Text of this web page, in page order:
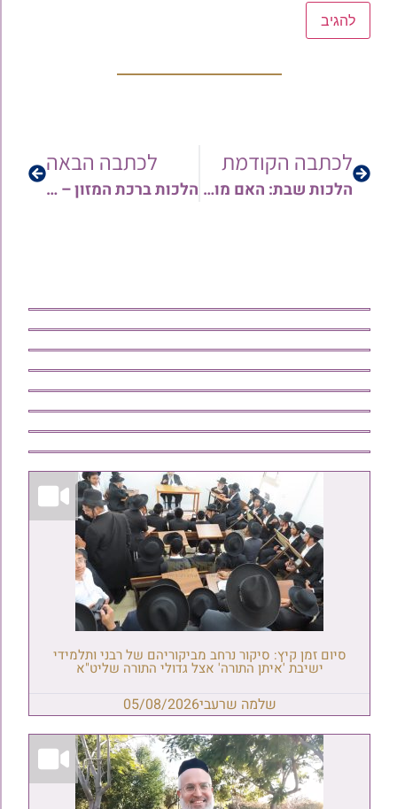
לכתבה הקודמת
הלכות שבת: האם מותר לחמם גבינה צהובה על הפלטה | הרב אברהם אבידר
לכתבה הבאה
הלכות ברכת המזון – המשך: הברכה השלישית | הרב ארז רמתי
סיום זמן קיץ: סיקור נרחב מביקוריהם של רבני ותלמידי
ישיבת 'איתן התורה' אצל גדולי התורה שליט"א
שלמה שרעבי05/08/2026